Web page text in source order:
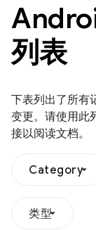
列表
下表列出了所有
变更。请使用此
接以阅读文档。
Category
类型